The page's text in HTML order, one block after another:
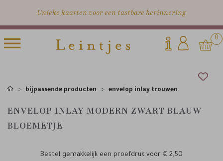
Unieke kaarten voor een tastbare herinnering
0
bijpassende producten envelop inlay trouwen
ENVELOP INLAY MODERN ZWART BLAUW
BLOEMETJE
Bestel gemakkelijk een proefdruk voor € 2,50